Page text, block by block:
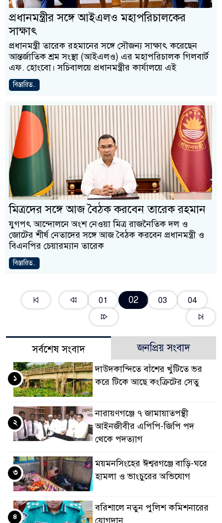
প্রধানমন্ত্রীর সঙ্গে আইএলও মহাপরিচালকের
সাক্ষাৎ
প্রধানমন্ত্রী তারেক রহমানের সঙ্গে সৌজন্য সাক্ষাৎ করেছেন
আন্তর্জাতিক শ্রম সংস্থা (আইএলও) এর মহাপরিচালক গিলবার্ট
এফ. হোংবো। সচিবালয়ে প্রধানমন্ত্রীর কার্যালয়ে এই
বিস্তারিত..
মিত্রদের সঙ্গে আজ বৈঠক করবেন তারেক রহমান
যুগপৎ আন্দোলনে অংশ নেওয়া মিত্র রাজনৈতিক দল ও
জোটের শীর্ষ নেতাদের সঙ্গে আজ বৈঠক করবেন প্রধানমন্ত্রী ও
বিএনপির চেয়ারম্যান তারেক
বিস্তারিত..
01 02 03 04
সর্বশেষ সংবাদ জনপ্রিয় সংবাদ
দাউদকান্দিতে বাঁশের খুঁটিতে ভর
করে টিকে আছে কংক্রিটের সেতু
১
নারায়ণগঞ্জে ৭ জামায়াতপন্থী
আইনজীবীর এপিপি-জিপি পদ
থেকে পদত্যাগ
২
ময়মনসিংহের ঈশ্বরগঞ্জে বাড়ি-ঘরে
হামলা ও ভাংচুরের অভিযোগ
৩
বরিশালে নতুন পুলিশ কমিশনারের
যোগদান
৪